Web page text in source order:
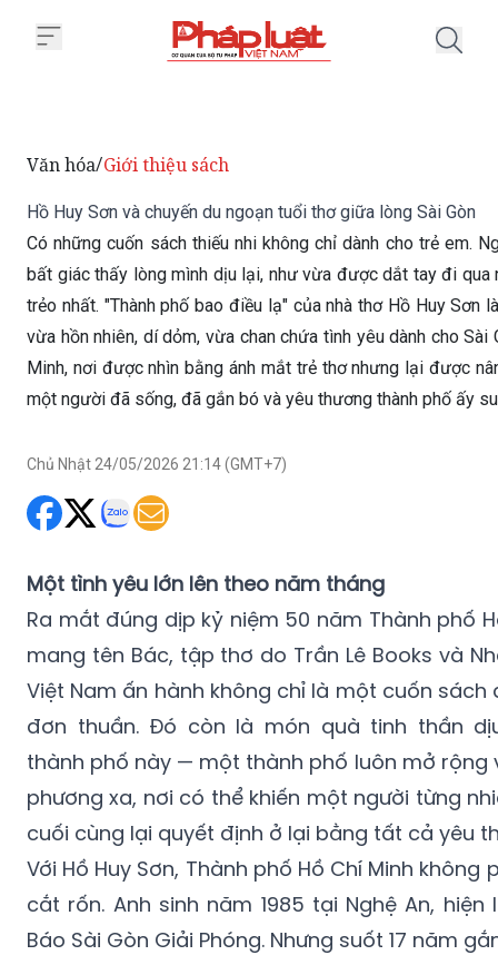
Văn hóa/Giới thiệu sách
Hồ Huy Sơn và chuyến du ngoạn tuổi thơ giữa lòng Sài Gòn
Có những cuốn sách thiếu nhi không chỉ dành cho trẻ em.
bất giác thấy lòng mình dịu lại, như vừa được dắt tay đi qua
trẻo nhất. "Thành phố bao điều lạ" của nhà thơ Hồ Huy Sơn
vừa hồn nhiên, dí dỏm, vừa chan chứa tình yêu dành cho Sài
Minh, nơi được nhìn bằng ánh mắt trẻ thơ nhưng lại được
một người đã sống, đã gắn bó và yêu thương thành phố ấy
Chủ Nhật 24/05/2026 21:14 (GMT+7)
Một tình yêu lớn lên theo năm tháng
Ra mắt đúng dịp kỷ niệm 50 năm Thành phố
mang tên Bác, tập thơ do Trần Lê Books và
Việt Nam ấn hành không chỉ là một cuốn sách
đơn thuần. Đó còn là món quà tinh thần
thành phố này — một thành phố luôn mở rộng
phương xa, nơi có thể khiến một người từng
cuối cùng lại quyết định ở lại bằng tất cả yêu
Với Hồ Huy Sơn, Thành phố Hồ Chí Minh không
cắt rốn. Anh sinh năm 1985 tại Nghệ An,
Báo Sài Gòn Giải Phóng. Nhưng suốt 17 năm